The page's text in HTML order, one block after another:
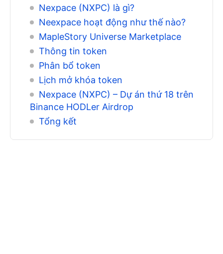
Nexpace (NXPC) là gì?
Neexpace hoạt động như thế nào?
MapleStory Universe Marketplace
Thông tin token
Phân bổ token
Lịch mở khóa token
Nexpace (NXPC) – Dự án thứ 18 trên
Binance HODLer Airdrop
Tổng kết